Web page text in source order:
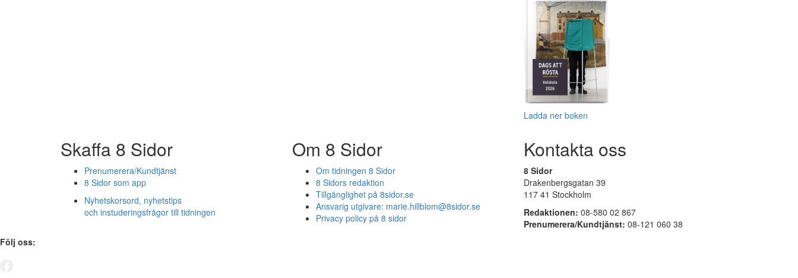
Ladda ner boken
Skaffa 8 Sidor
Prenumerera/Kundtjänst
8 Sidor som app
Nyhetskorsord, nyhetstips
och instuderingsfrågor till tidningen
Om 8 Sidor
Om tidningen 8 Sidor
8 Sidors redaktion
Tillgänglighet på 8sidor.se
Ansvarig utgivare: marie.hillblom@8sidor.se
Privacy policy på 8 sidor
Kontakta oss
8 Sidor
Drakenbergsgatan 39
117 41 Stockholm
Redaktionen: 08-580 02 867
Prenumerera/Kundtjänst: 08-121 060 38
Följ oss: